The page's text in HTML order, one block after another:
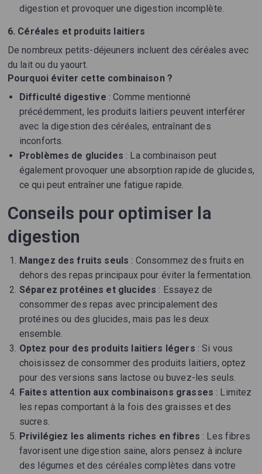
digestion et provoquer une digestion incomplète.
6. Céréales et produits laitiers
De nombreux petits-déjeuners incluent des céréales avec
du lait ou du yaourt.
Pourquoi éviter cette combinaison ?
Difficulté digestive : Comme mentionné
précédemment, les produits laitiers peuvent interférer
avec la digestion des céréales, entraînant des
inconforts.
Problèmes de glucides : La combinaison peut
également provoquer une absorption rapide de glucides,
ce qui peut entraîner une fatigue rapide.
Conseils pour optimiser la
digestion
Mangez des fruits seuls : Consommez des fruits en
dehors des repas principaux pour éviter la fermentation.
Séparez protéines et glucides : Essayez de
consommer des repas avec principalement des
protéines ou des glucides, mais pas les deux
ensemble.
Optez pour des produits laitiers légers : Si vous
choisissez de consommer des produits laitiers, optez
pour des versions sans lactose ou buvez-les seuls.
Faites attention aux combinaisons grasses : Limitez
les repas comportant à la fois des graisses et des
sucres.
Privilégiez les aliments riches en fibres : Les fibres
favorisent une digestion saine, alors pensez à inclure
des légumes et des céréales complètes dans votre